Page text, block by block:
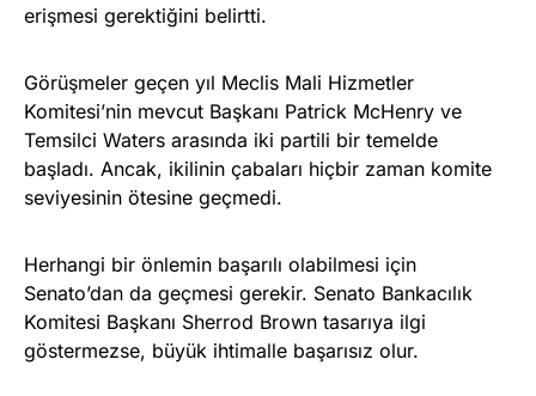
erişmesi gerektiğini belirtti.
Görüşmeler geçen yıl Meclis Mali Hizmetler
Komitesi’nin mevcut Başkanı Patrick McHenry ve
Temsilci Waters arasında iki partili bir temelde
başladı. Ancak, ikilinin çabaları hiçbir zaman komite
seviyesinin ötesine geçmedi.
Herhangi bir önlemin başarılı olabilmesi için
Senato’dan da geçmesi gerekir. Senato Bankacılık
Komitesi Başkanı Sherrod Brown tasarıya ilgi
göstermezse, büyük ihtimalle başarısız olur.